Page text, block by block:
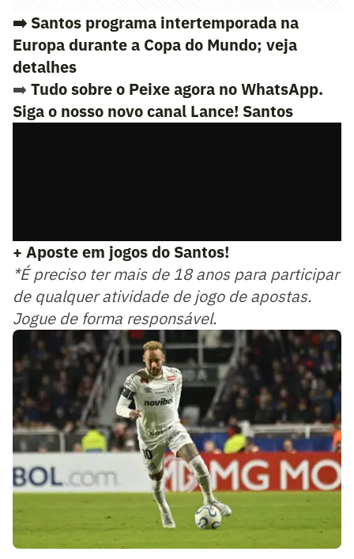
➡️ Santos programa intertemporada na
Europa durante a Copa do Mundo; veja
detalhes
➡️ Tudo sobre o Peixe agora no WhatsApp.
Siga o nosso novo canal Lance! Santos
+ Aposte em jogos do Santos!
*É preciso ter mais de 18 anos para participar
de qualquer atividade de jogo de apostas.
Jogue de forma responsável.